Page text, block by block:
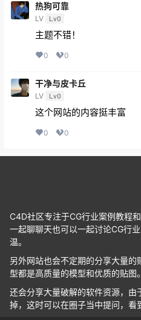
热狗可靠
LV Lv0
主题不错！
0 0
干净与皮卡丘
LV Lv0
这个网站的内容挺丰富
0 0
C4D社区专注于CG行业案例教程
一起聊聊天也可以一起讨论CG行
温。
另外网站也会不定期的分享大量
型都是高质量的模型和优质的贴图。
还会分享大量破解的软件资源，
掉，这时可以在圈子当中提问，看